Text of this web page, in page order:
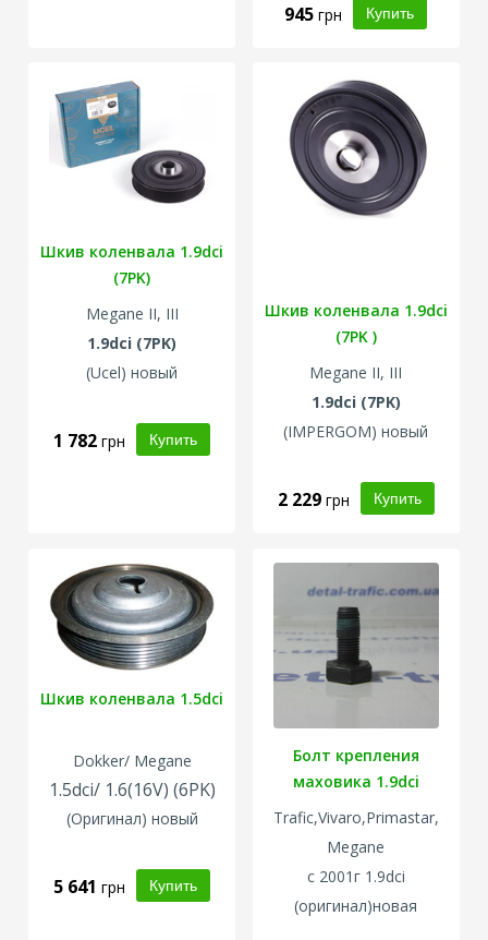
945грн
Шкив коленвала 1.9dci
(7PK)
Megane II, III
1.9dci (7PK)
(Ucel) новый
1 782грн
Шкив коленвала 1.9dci
(7PK )
Megane II, III
1.9dci (7PK)
(IMPERGOM) новый
2 229 грн
Шкив коленвала 1.5dci
Dokker/ Megane
1.5dci/ 1.6(16V) (6PK)
(Оригинал) новый
5 641грн
Болт крепления
маховика 1.9dci
Trafic,Vivaro,Primastar,
Megane
с 2001г 1.9dci
(оригинал)новая